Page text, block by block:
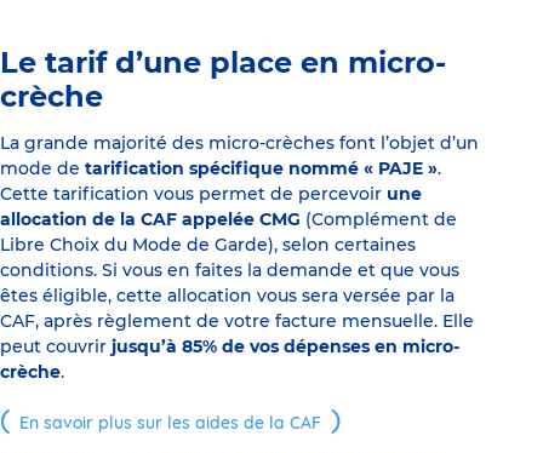
Le tarif d’une place en micro-
crèche
La grande majorité des micro-crèches font l’objet d’un
mode de tarification spécifique nommé « PAJE ».
Cette tarification vous permet de percevoir une
allocation de la CAF appelée CMG (Complément de
Libre Choix du Mode de Garde), selon certaines
conditions. Si vous en faites la demande et que vous
êtes éligible, cette allocation vous sera versée par la
CAF, après règlement de votre facture mensuelle. Elle
peut couvrir jusqu’à 85% de vos dépenses en micro-
crèche.
En savoir plus sur les aides de la CAF